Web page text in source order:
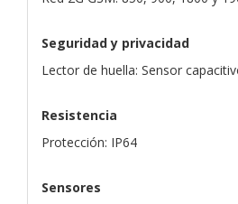
Seguridad y privacidad
Lector de huella: Sensor
Resistencia
Protección: IP64
Sensores